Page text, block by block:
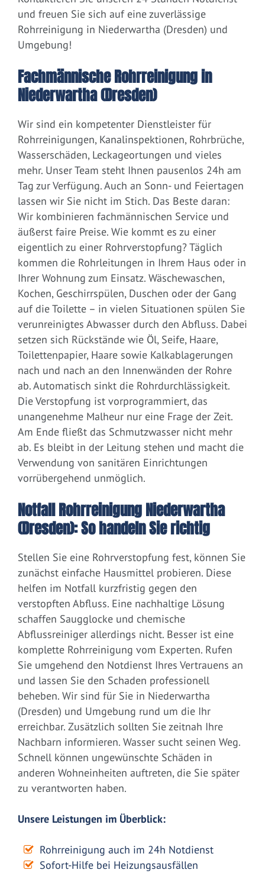
und freuen Sie sich auf eine zuverlässige
Rohrreinigung in Niederwartha (Dresden) und
Umgebung!
Fachmännische Rohrreinigung in
Niederwartha (Dresden)
Wir sind ein kompetenter Dienstleister für
Rohrreinigungen, Kanalinspektionen, Rohrbrüche,
Wasserschäden, Leckageortungen und vieles
mehr. Unser Team steht Ihnen pausenlos 24h am
Tag zur Verfügung. Auch an Sonn- und Feiertagen
lassen wir Sie nicht im Stich. Das Beste daran:
Wir kombinieren fachmännischen Service und
äußerst faire Preise. Wie kommt es zu einer
eigentlich zu einer Rohrverstopfung? Täglich
kommen die Rohrleitungen in Ihrem Haus oder in
Ihrer Wohnung zum Einsatz. Wäschewaschen,
Kochen, Geschirrspülen, Duschen oder der Gang
auf die Toilette – in vielen Situationen spülen Sie
verunreinigtes Abwasser durch den Abfluss. Dabei
setzen sich Rückstände wie Öl, Seife, Haare,
Toilettenpapier, Haare sowie Kalkablagerungen
nach und nach an den Innenwänden der Rohre
ab. Automatisch sinkt die Rohrdurchlässigkeit.
Die Verstopfung ist vorprogrammiert, das
unangenehme Malheur nur eine Frage der Zeit.
Am Ende fließt das Schmutzwasser nicht mehr
ab. Es bleibt in der Leitung stehen und macht die
Verwendung von sanitären Einrichtungen
vorrübergehend unmöglich.
Notfall Rohrreinigung Niederwartha
(Dresden): So handeln Sie richtig
Stellen Sie eine Rohrverstopfung fest, können Sie
zunächst einfache Hausmittel probieren. Diese
helfen im Notfall kurzfristig gegen den
verstopften Abfluss. Eine nachhaltige Lösung
schaffen Saugglocke und chemische
Abflussreiniger allerdings nicht. Besser ist eine
komplette Rohrreinigung vom Experten. Rufen
Sie umgehend den Notdienst Ihres Vertrauens an
und lassen Sie den Schaden professionell
beheben. Wir sind für Sie in Niederwartha
(Dresden) und Umgebung rund um die Ihr
erreichbar. Zusätzlich sollten Sie zeitnah Ihre
Nachbarn informieren. Wasser sucht seinen Weg.
Schnell können ungewünschte Schäden in
anderen Wohneinheiten auftreten, die Sie später
zu verantworten haben.
Unsere Leistungen im Überblick:
Rohrreinigung auch im 24h Notdienst
Sofort-Hilfe bei Heizungsausfällen